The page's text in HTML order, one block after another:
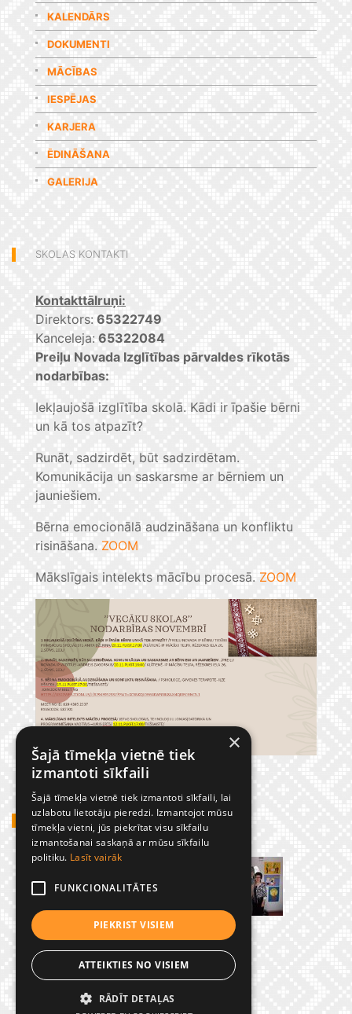
KALENDĀRS
DOKUMENTI
MĀCĪBAS
IESPĒJAS
KARJERA
ĒDINĀŠANA
GALERIJA
SKOLAS KONTAKTI
Kontakttālruņi:
Direktors: 65322749
Kanceleja: 65322084
Preiļu Novada Izglītības pārvaldes rīkotās
nodarbības:
Iekļaujošā izglītība skolā. Kādi ir īpašie bērni
un kā tos atpazīt?
Runāt, sadzirdēt, būt sadzirdētam.
Komunikācija un saskarsme ar bērniem un
jauniešiem.
Bērna emocionālā audzināšana un konfliktu
risināšana. ZOOM
Mākslīgais intelekts mācību procesā. ZOOM
GADĪJUMBILDES
×
Šajā tīmekļa vietnē tiek
izmantoti sīkfaili
Šajā tīmekļa vietnē tiek izmantoti sīkfaili, lai
uzlabotu lietotāju pieredzi. Izmantojot mūsu
tīmekļa vietni, jūs piekrītat visu sīkfailu
izmantošanai saskaņā ar mūsu sīkfailu
politiku. Lasīt vairāk
FUNKCIONALITĀTES
PIEKRIST VISIEM
ATTEIKTIES NO VISIEM
RĀDĪT DETAĻAS